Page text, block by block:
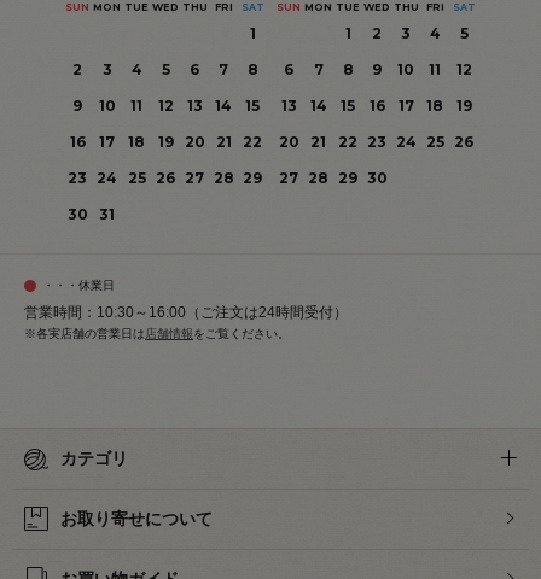
SUN MON TUE WED THU FRI SAT
1
2
3 4 5 6 7
8
9
10 11 12 13 14
15
16
17 18 19 20 21
22
23
24 25 26 27 28 29
30
31
SUN MON TUE WED THU FRI SAT
1 2 3 4
5
6
7 8 9 10 11
12
13
14 15 16 17 18
19
20
21 22 23 24 25
26
27 28 29 30
・・・休業日
営業時間：10:30～16:00（ご注文は24時間受付）
※各実店舗の営業日は 店舗情報をご覧ください。
カテゴリ
お取り寄せについて